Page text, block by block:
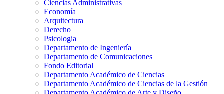
Ciencias Administrativas
Economía
Arquitectura
Derecho
Psicologia
Departamento de Ingeniería
Departamento de Comunicaciones
Fondo Editorial
Departamento Académico de Ciencias
Departamento Académico de Ciencias de la Gestión
Departamento Académico de Arte y Diseño